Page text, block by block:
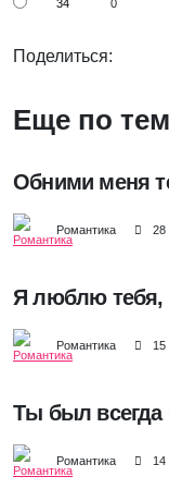
34 0
Поделиться:
Еще по
Обними меня
Романтика 28
Я люблю
Романтика 15
Ты был всегда
Романтика 14